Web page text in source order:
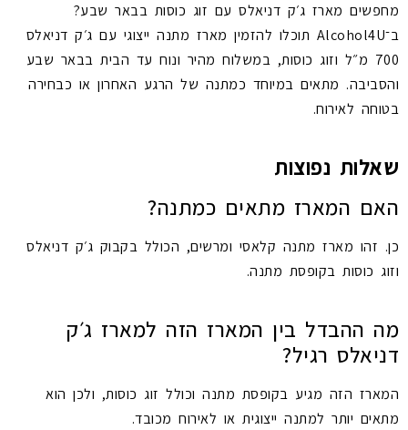
מחפשים מארז ג׳ק דניאלס עם זוג כוסות בבאר שבע?
ב־Alcohol4U תוכלו להזמין מארז מתנה ייצוגי עם ג׳ק דניאלס
700 מ״ל וזוג כוסות, במשלוח מהיר ונוח עד הבית בבאר שבע
והסביבה. מתאים במיוחד כמתנה של הרגע האחרון או כבחירה
בטוחה לאירוח.
שאלות נפוצות
האם המארז מתאים כמתנה?
כן. זהו מארז מתנה קלאסי ומרשים, הכולל בקבוק ג׳ק דניאלס
וזוג כוסות בקופסת מתנה.
מה ההבדל בין המארז הזה למארז ג׳ק
דניאלס רגיל?
המארז הזה מגיע בקופסת מתנה וכולל זוג כוסות, ולכן הוא
מתאים יותר למתנה ייצוגית או לאירוח מכובד.